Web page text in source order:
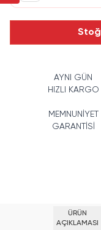
AYNI GÜN
HIZLI KARGO
MEMNUNİYET
GARANTİSİ
ÜRÜN
AÇIKLAMASI